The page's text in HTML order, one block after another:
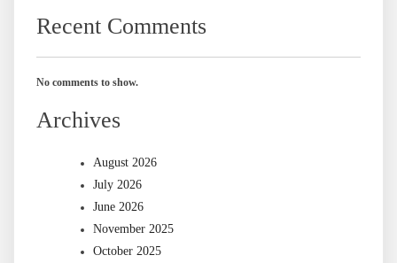
Recent Comments
No comments to show.
Archives
August 2026
July 2026
June 2026
November 2025
October 2025